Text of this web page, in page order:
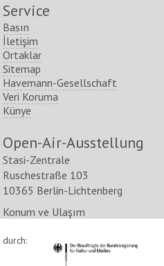
Service
Basın
İletişim
Ortaklar
Sitemap
Havemann-Gesellschaft
Veri Koruma
Künye
Open-Air-Ausstellung
Stasi-Zentrale
Ruschestraße 103
10365 Berlin-Lichtenberg
Konum ve Ulaşım
http://